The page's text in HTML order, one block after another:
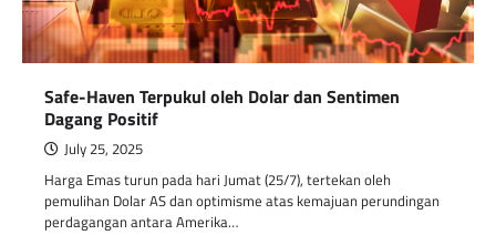
Safe-Haven Terpukul oleh Dolar dan Sentimen
Dagang Positif
July 25, 2025
Harga Emas turun pada hari Jumat (25/7), tertekan oleh
pemulihan Dolar AS dan optimisme atas kemajuan perundingan
perdagangan antara Amerika…